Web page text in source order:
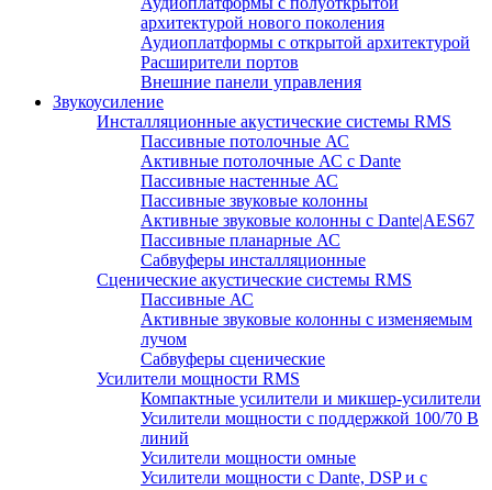
архитектурой нового поколения
Аудиоплатформы с открытой архитектурой
Расширители портов
Внешние панели управления
Звукоусиление
Инсталляционные акустические системы RMS
Пассивные потолочные АС
Активные потолочные АС с Dante
Пассивные настенные АС
Пассивные звуковые колонны
Активные звуковые колонны с Dante|AES67
Пассивные планарные АС
Сабвуферы инсталляционные
Сценические акустические системы RMS
Пассивные АС
Активные звуковые колонны с изменяемым
лучом
Сабвуферы сценические
Усилители мощности RMS
Компактные усилители и микшер-усилители
Усилители мощности с поддержкой 100/70 В
линий
Усилители мощности омные
Усилители мощности с Dante, DSP и с